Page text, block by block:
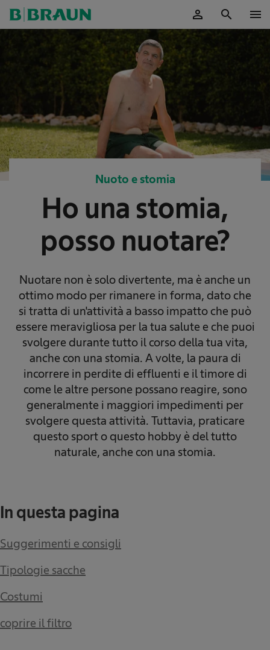
person search menu
Nuoto e stomia
Ho una stomia,
posso nuotare?
Nuotare non è solo divertente, ma è anche un
ottimo modo per rimanere in forma, dato che
si tratta di un'attività a basso impatto che può
essere meravigliosa per la tua salute e che puoi
svolgere durante tutto il corso della tua vita,
anche con una stomia. A volte, la paura di
incorrere in perdite di effluenti e il timore di
come le altre persone possano reagire, sono
generalmente i maggiori impedimenti per
svolgere questa attività. Tuttavia, praticare
questo sport o questo hobby è del tutto
naturale, anche con una stomia.
In questa pagina
Suggerimenti e consigli
Tipologie sacche
Costumi
coprire il filtro